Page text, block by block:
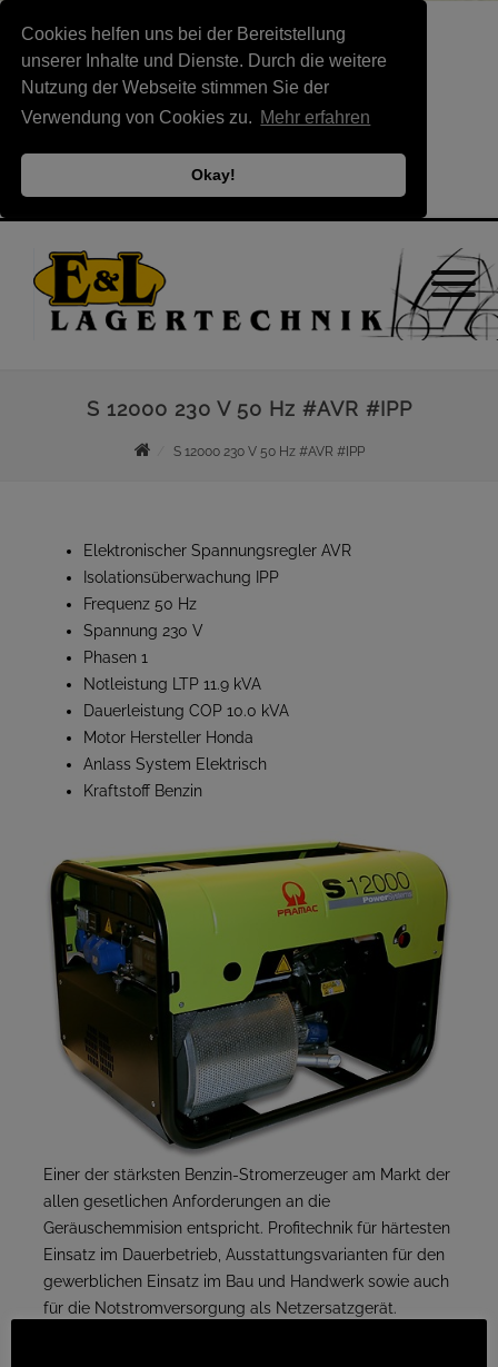
Cookies helfen uns bei der Bereitstellung
unserer Inhalte und Dienste. Durch die weitere
Nutzung der Webseite stimmen Sie der
Verwendung von Cookies zu. Mehr erfahren
Okay!
S 12000 230 V 50 Hz #AVR #IPP
S 12000 230 V 50 Hz #AVR #IPP
Elektronischer Spannungsregler AVR
Isolationsüberwachung IPP
Frequenz 50 Hz
Spannung 230 V
Phasen 1
Notleistung LTP 11.9 kVA
Dauerleistung COP 10.0 kVA
Motor Hersteller Honda
Anlass System Elektrisch
Kraftstoff Benzin
Einer der stärksten Benzin-Stromerzeuger am Markt der
allen gesetlichen Anforderungen an die
Geräuschemmision entspricht. Profitechnik für härtesten
Einsatz im Dauerbetrieb, Ausstattungsvarianten für den
gewerblichen Einsatz im Bau und Handwerk sowie auch
für die Notstromversorgung als Netzersatzgerät.